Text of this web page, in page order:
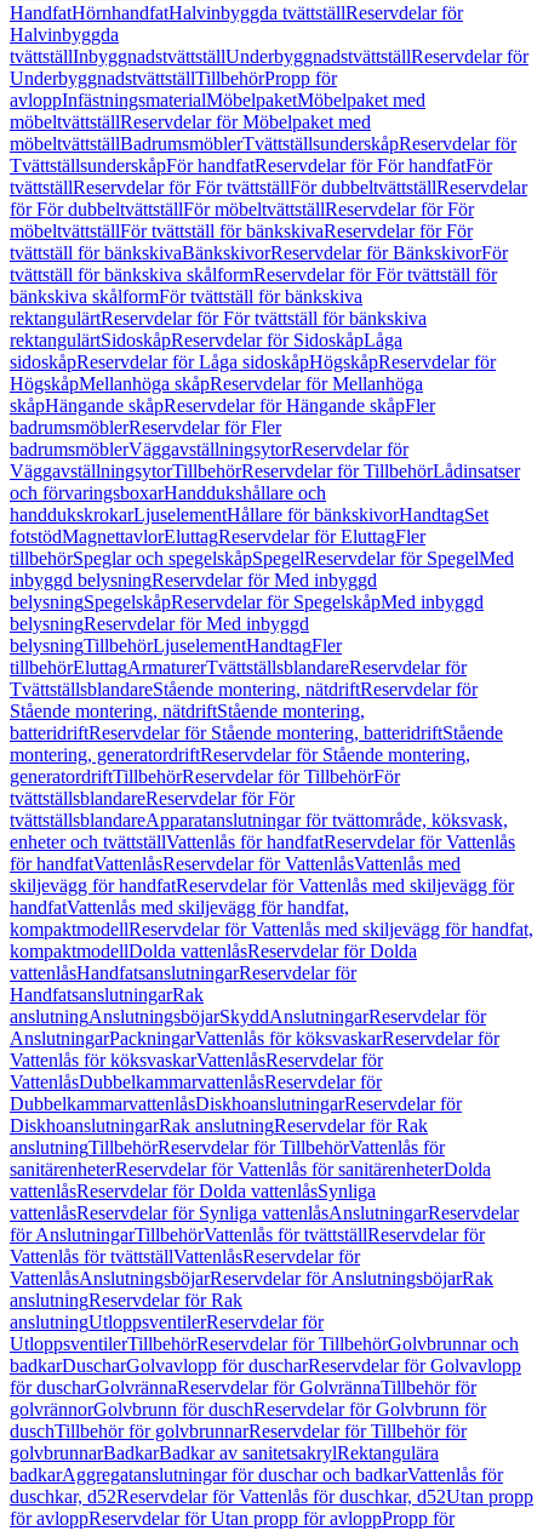
HandfatHörnhandfatHalvinbyggda tvättställReservdelar för
Halvinbyggda
tvättställInbyggnadstvättställUnderbyggnadstvättställReservdelar för
UnderbyggnadstvättställTillbehörPropp för
avloppInfästningsmaterialMöbelpaketMöbelpaket med
möbeltvättställReservdelar för Möbelpaket med
möbeltvättställBadrumsmöblerTvättställsunderskåpReservdelar för
TvättställsunderskåpFör handfatReservdelar för För handfatFör
tvättställReservdelar för För tvättställFör dubbeltvättställReservdelar
för För dubbeltvättställFör möbeltvättställReservdelar för För
möbeltvättställFör tvättställ för bänkskivaReservdelar för För
tvättställ för bänkskivaBänkskivorReservdelar för BänkskivorFör
tvättställ för bänkskiva skålformReservdelar för För tvättställ för
bänkskiva skålformFör tvättställ för bänkskiva
rektangulärtReservdelar för För tvättställ för bänkskiva
rektangulärtSidoskåpReservdelar för SidoskåpLåga
sidoskåpReservdelar för Låga sidoskåpHögskåpReservdelar för
HögskåpMellanhöga skåpReservdelar för Mellanhöga
skåpHängande skåpReservdelar för Hängande skåpFler
badrumsmöblerReservdelar för Fler
badrumsmöblerVäggavställningsytorReservdelar för
VäggavställningsytorTillbehörReservdelar för TillbehörLådinsatser
och förvaringsboxarHanddukshållare och
handdukskrokarLjuselementHållare för bänkskivorHandtagSet
fotstödMagnettavlorEluttagReservdelar för EluttagFler
tillbehörSpeglar och spegelskåpSpegelReservdelar för SpegelMed
inbyggd belysningReservdelar för Med inbyggd
belysningSpegelskåpReservdelar för SpegelskåpMed inbyggd
belysningReservdelar för Med inbyggd
belysningTillbehörLjuselementHandtagFler
tillbehörEluttagArmaturerTvättställsblandareReservdelar för
TvättställsblandareStående montering, nätdriftReservdelar för
Stående montering, nätdriftStående montering,
batteridriftReservdelar för Stående montering, batteridriftStående
montering, generatordriftReservdelar för Stående montering,
generatordriftTillbehörReservdelar för TillbehörFör
tvättställsblandareReservdelar för För
tvättställsblandareApparatanslutningar för tvättområde, köksvask,
enheter och tvättställVattenlås för handfatReservdelar för Vattenlås
för handfatVattenlåsReservdelar för VattenlåsVattenlås med
skiljevägg för handfatReservdelar för Vattenlås med skiljevägg för
handfatVattenlås med skiljevägg för handfat,
kompaktmodellReservdelar för Vattenlås med skiljevägg för handfat,
kompaktmodellDolda vattenlåsReservdelar för Dolda
vattenlåsHandfatsanslutningarReservdelar för
HandfatsanslutningarRak
anslutningAnslutningsböjarSkyddAnslutningarReservdelar för
AnslutningarPackningarVattenlås för köksvaskarReservdelar för
Vattenlås för köksvaskarVattenlåsReservdelar för
VattenlåsDubbelkammarvattenlåsReservdelar för
DubbelkammarvattenlåsDiskhoanslutningarReservdelar för
DiskhoanslutningarRak anslutningReservdelar för Rak
anslutningTillbehörReservdelar för TillbehörVattenlås för
sanitärenheterReservdelar för Vattenlås för sanitärenheterDolda
vattenlåsReservdelar för Dolda vattenlåsSynliga
vattenlåsReservdelar för Synliga vattenlåsAnslutningarReservdelar
för AnslutningarTillbehörVattenlås för tvättställReservdelar för
Vattenlås för tvättställVattenlåsReservdelar för
VattenlåsAnslutningsböjarReservdelar för AnslutningsböjarRak
anslutningReservdelar för Rak
anslutningUtloppsventilerReservdelar för
UtloppsventilerTillbehörReservdelar för TillbehörGolvbrunnar och
badkarDuscharGolvavlopp för duscharReservdelar för Golvavlopp
för duscharGolvrännaReservdelar för GolvrännaTillbehör för
golvrännorGolvbrunn för duschReservdelar för Golvbrunn för
duschTillbehör för golvbrunnarReservdelar för Tillbehör för
golvbrunnarBadkarBadkar av sanitetsakrylRektangulära
badkarAggregatanslutningar för duschar och badkarVattenlås för
duschkar, d52Reservdelar för Vattenlås för duschkar, d52Utan propp
för avloppReservdelar för Utan propp för avloppPropp för